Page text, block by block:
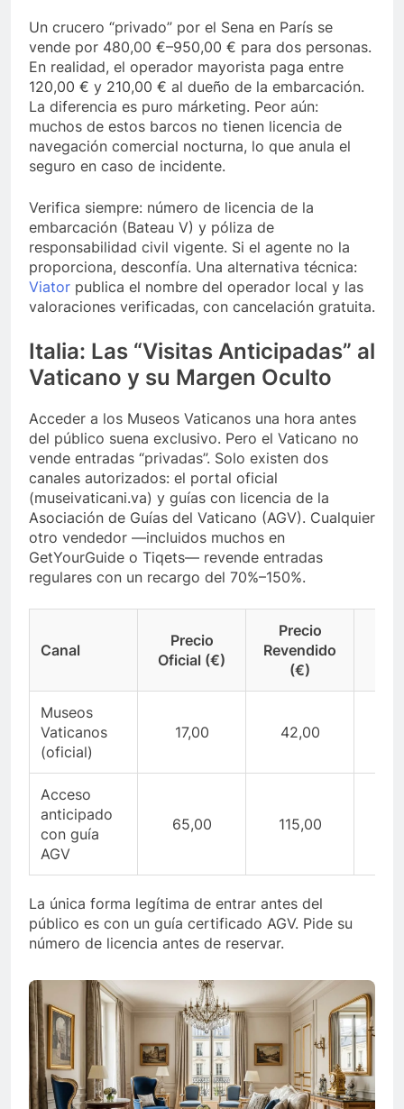
Un crucero “privado” por el Sena en París se
vende por 480,00 €–950,00 € para dos personas.
En realidad, el operador mayorista paga entre
120,00 € y 210,00 € al dueño de la embarcación.
La diferencia es puro márketing. Peor aún:
muchos de estos barcos no tienen licencia de
navegación comercial nocturna, lo que anula el
seguro en caso de incidente.
Verifica siempre: número de licencia de la
embarcación (Bateau V) y póliza de
responsabilidad civil vigente. Si el agente no la
proporciona, desconfía. Una alternativa técnica:
Viator publica el nombre del operador local y las
valoraciones verificadas, con cancelación gratuita.
Italia: Las “Visitas Anticipadas” al
Vaticano y su Margen Oculto
Acceder a los Museos Vaticanos una hora antes
del público suena exclusivo. Pero el Vaticano no
vende entradas “privadas”. Solo existen dos
canales autorizados: el portal oficial
(museivaticani.va) y guías con licencia de la
Asociación de Guías del Vaticano (AGV). Cualquier
otro vendedor —incluidos muchos en
GetYourGuide o Tiqets— revende entradas
regulares con un recargo del 70%–150%.
Canal
Precio
Oficial (€)
Precio
Revendido
(€)
Museos
Vaticanos
(oficial)
17,00 42,00
Acceso
anticipado
con guía
AGV
65,00 115,00
La única forma legítima de entrar antes del
público es con un guía certificado AGV. Pide su
número de licencia antes de reservar.